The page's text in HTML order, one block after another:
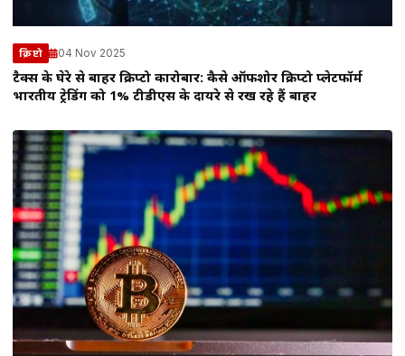
क्रिप्टो 04 Nov 2025
टैक्स के घेरे से बाहर क्रिप्टो कारोबार: कैसे ऑफशोर क्रिप्टो प्लेटफॉर्म
भारतीय ट्रेडिंग को 1% टीडीएस के दायरे से रख रहे हैं बाहर